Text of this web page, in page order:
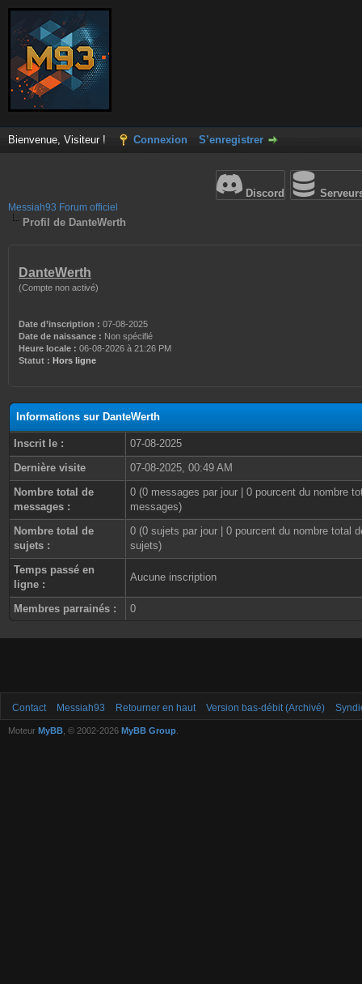
Bienvenue, Visiteur ! Connexion S’enregistrer
Discord
Messiah93 Forum officiel
Profil de DanteWerth
DanteWerth
(Compte non activé)
Date d’inscription : 07-08-2025
Date de naissance : Non spécifié
Heure locale : 06-08-2026 à 21:26 PM
Statut : Hors ligne
Informations sur DanteWerth
Inscrit le :
07-08-2025
Dernière visite
07-08-2025, 00:49 AM
Nombre total de
messages :
0 (0 messages par jour | 0 pourcent du nombre
messages)
Nombre total de
sujets :
0 (0 sujets par jour | 0 pourcent du nombre total
sujets)
Temps passé en
ligne :
Aucune inscription
Membres parrainés : 0
Contact Messiah93 Retourner en haut Version bas-débit (Archivé)
Moteur MyBB , © 2002-2026 MyBB Group